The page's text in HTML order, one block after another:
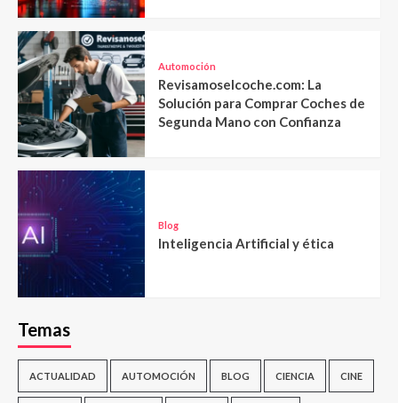
Automoción
Revisamoselcoche.com: La
Solución para Comprar Coches de
Segunda Mano con Confianza
Blog
Inteligencia Artificial y ética
Temas
ACTUALIDAD AUTOMOCIÓN BLOG CIENCIA CINE